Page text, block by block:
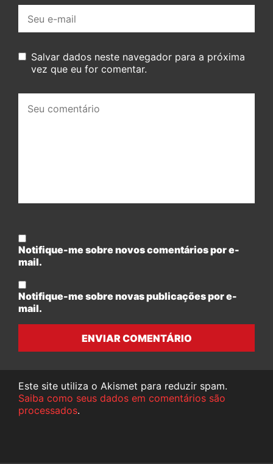
mail:
Salvar dados neste navegador para a próxima
vez que eu for comentar.
comentário:
Notifique-me sobre novos comentários por e-
mail.
Notifique-me sobre novas publicações por e-
mail.
ENVIAR COMENTÁRIO
Este site utiliza o Akismet para reduzir spam.
Saiba como seus dados em comentários são
processados.